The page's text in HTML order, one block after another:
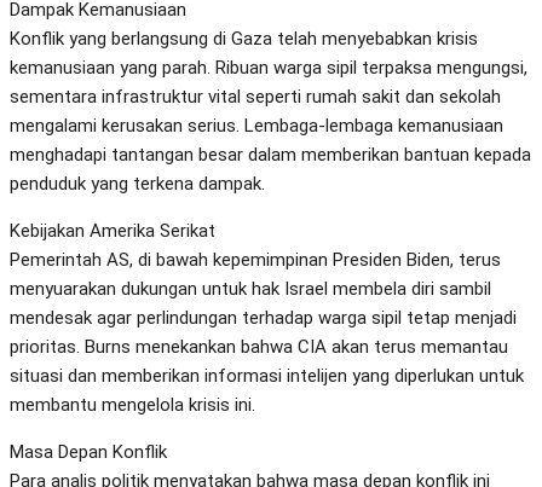
Dampak Kemanusiaan
Konflik yang berlangsung di Gaza telah menyebabkan krisis
kemanusiaan yang parah. Ribuan warga sipil terpaksa mengungsi,
sementara infrastruktur vital seperti rumah sakit dan sekolah
mengalami kerusakan serius. Lembaga-lembaga kemanusiaan
menghadapi tantangan besar dalam memberikan bantuan kepada
penduduk yang terkena dampak.
Kebijakan Amerika Serikat
Pemerintah AS, di bawah kepemimpinan Presiden Biden, terus
menyuarakan dukungan untuk hak Israel membela diri sambil
mendesak agar perlindungan terhadap warga sipil tetap menjadi
prioritas. Burns menekankan bahwa CIA akan terus memantau
situasi dan memberikan informasi intelijen yang diperlukan untuk
membantu mengelola krisis ini.
Masa Depan Konflik
Para analis politik menyatakan bahwa masa depan konflik ini